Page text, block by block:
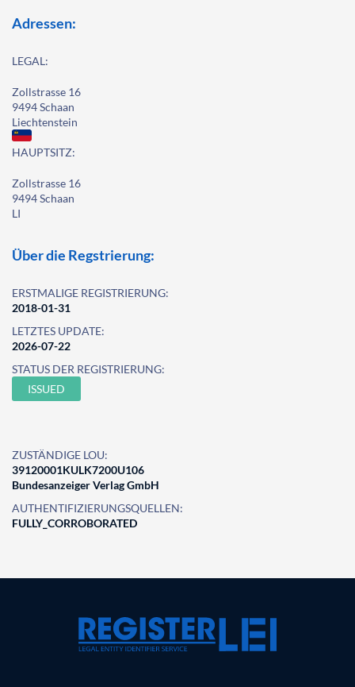
Adressen:
LEGAL:
Zollstrasse 16
9494 Schaan
Liechtenstein
HAUPTSITZ:
Zollstrasse 16
9494 Schaan
LI
Über die Regstrierung:
ERSTMALIGE REGISTRIERUNG:
2018-01-31
LETZTES UPDATE:
2026-07-22
STATUS DER REGISTRIERUNG:
ISSUED
ZUSTÄNDIGE LOU:
39120001KULK7200U106
Bundesanzeiger Verlag GmbH
AUTHENTIFIZIERUNGSQUELLEN:
FULLY_CORROBORATED